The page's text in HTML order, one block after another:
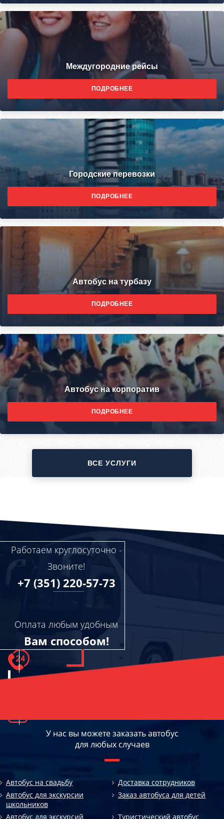
Междугородние рейсы
ПОДРОБНЕЕ
Городские перевозки
ПОДРОБНЕЕ
Автобус на турбазу
ПОДРОБНЕЕ
Автобус на корпоратив
ПОДРОБНЕЕ
ВСЕ УСЛУГИ
Работаем круглосуточно -
Звоните!
+7 (351) 220-57-73
Оплата любым удобным
Вам способом!
У нас вы можете заказать автобус
для любых случаев
Автобус на свадьбу
Доставка сотрудников
Автобус для экскурсии
школьников
Заказ автобуса для детей
Автобус для экскурсий
Туристический автобус